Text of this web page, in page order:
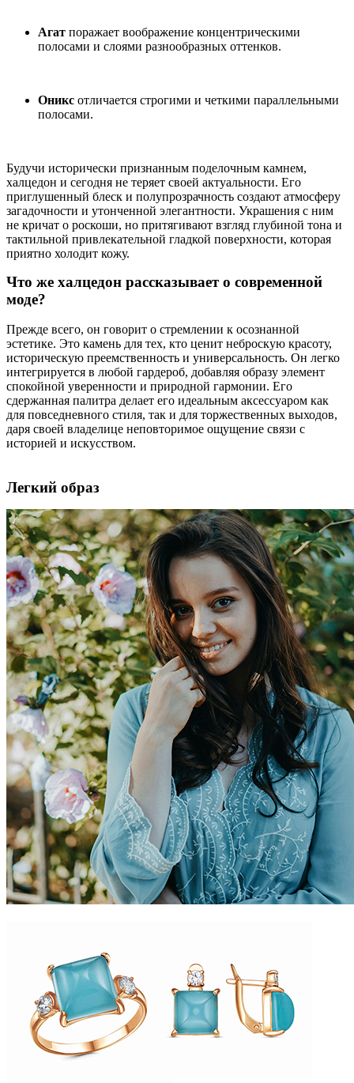
Агат поражает воображение концентрическими
полосами и слоями разнообразных оттенков.
Оникс отличается строгими и четкими параллельными
полосами.
Будучи исторически признанным поделочным камнем,
халцедон и сегодня не теряет своей актуальности. Его
приглушенный блеск и полупрозрачность создают атмосферу
загадочности и утонченной элегантности. Украшения с ним
не кричат о роскоши, но притягивают взгляд глубиной тона и
тактильной привлекательной гладкой поверхности, которая
приятно холодит кожу.
Что же халцедон рассказывает о современной
моде?
Прежде всего, он говорит о стремлении к осознанной
эстетике. Это камень для тех, кто ценит неброскую красоту,
историческую преемственность и универсальность. Он легко
интегрируется в любой гардероб, добавляя образу элемент
спокойной уверенности и природной гармонии. Его
сдержанная палитра делает его идеальным аксессуаром как
для повседневного стиля, так и для торжественных выходов,
даря своей владелице неповторимое ощущение связи с
историей и искусством.
Легкий образ